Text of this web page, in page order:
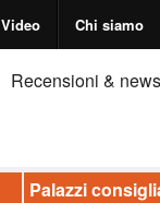
Video Chi siamo
Recensioni &
Palazzi